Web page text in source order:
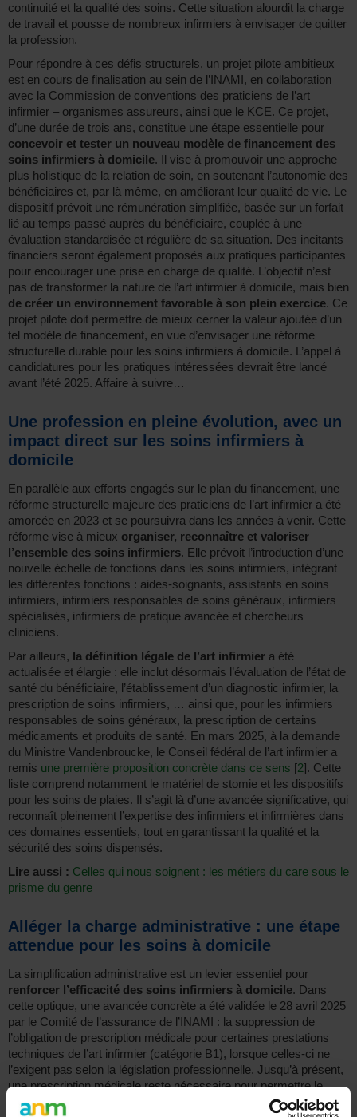
continuité et la qualité des soins. Cette situation alourdit la charge
de travail et pousse de nombreux infirmiers à envisager de quitter
la profession.
Pour répondre à ces défis structurels, un projet pilote ambitieux
est en cours de finalisation au sein de l’INAMI, en collaboration
avec la Commission de conventions des praticiens de l’art
infirmier – organismes assureurs, ainsi que le KCE. Ce projet,
d’une durée de trois ans, constitue une étape essentielle pour
concevoir et tester un nouveau modèle de financement des
soins infirmiers à domicile. Il vise à promouvoir une approche
plus holistique de la relation de soin, en soutenant l’autonomie des
bénéficiaires et, par là même, en améliorant leur qualité de vie. Le
dispositif prévoit une rémunération simplifiée, basée sur un forfait
lié au temps passé auprès du bénéficiaire, couplée à une
évaluation standardisée et régulière de sa situation. Des incitants
financiers seront également proposés aux pratiques participantes
pour encourager une prise en charge de qualité. L’objectif n’est
pas de transformer la nature de l’art infirmier à domicile, mais bien
de créer un environnement favorable à son plein exercice. Ce
projet pilote doit permettre de mieux cerner la valeur ajoutée d’un
tel modèle de financement, en vue d’envisager une réforme
structurelle durable pour les soins infirmiers à domicile. L’appel à
candidatures pour les pratiques intéressées devrait être lancé
avant l’été 2025. Affaire à suivre…
Une profession en pleine évolution, avec un
impact direct sur les soins infirmiers à
domicile
En parallèle aux efforts engagés sur le plan du financement, une
réforme structurelle majeure des praticiens de l’art infirmier a été
amorcée en 2023 et se poursuivra dans les années à venir. Cette
réforme vise à mieux organiser, reconnaître et valoriser
l’ensemble des soins infirmiers. Elle prévoit l’introduction d’une
nouvelle échelle de fonctions dans les soins infirmiers, intégrant
les différentes fonctions : aides-soignants, assistants en soins
infirmiers, infirmiers responsables de soins généraux, infirmiers
spécialisés, infirmiers de pratique avancée et chercheurs
cliniciens.
Par ailleurs, la définition légale de l’art infirmier a été
actualisée et élargie : elle inclut désormais l’évaluation de l’état de
santé du bénéficiaire, l’établissement d’un diagnostic infirmier, la
prescription de soins infirmiers, … ainsi que, pour les infirmiers
responsables de soins généraux, la prescription de certains
médicaments et produits de santé. En mars 2025, à la demande
du Ministre Vandenbroucke, le Conseil fédéral de l’art infirmier a
remis une première proposition concrète dans ce sens [2]. Cette
liste comprend notamment le matériel de stomie et les dispositifs
pour les soins de plaies. Il s’agit là d’une avancée significative, qui
reconnaît pleinement l’expertise des infirmiers et infirmières dans
ces domaines essentiels, tout en garantissant la qualité et la
sécurité des soins dispensés.
Lire aussi : Celles qui nous soignent : les métiers du care sous le
prisme du genre
Alléger la charge administrative : une étape
attendue pour les soins à domicile
La simplification administrative est un levier essentiel pour
renforcer l’efficacité des soins infirmiers à domicile. Dans
cette optique, une avancée concrète a été validée le 28 avril 2025
par le Comité de l’assurance de l’INAMI : la suppression de
l’obligation de prescription médicale pour certaines prestations
techniques de l’art infirmier (catégorie B1), lorsque celles-ci ne
l’exigent pas selon la législation professionnelle. Jusqu’à présent,
une prescription médicale reste nécessaire pour permettre le
remboursement de ces soins,
créant une charge administrative